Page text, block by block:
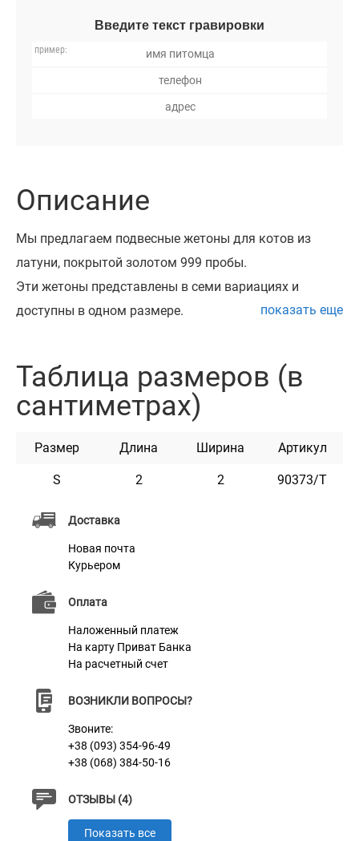
Доставка
Новая почта
Курьером
Оплата
Наложенный платеж
На карту Приват Банка
На расчетный счет
ВОЗНИКЛИ ВОПРОСЫ?
Звоните:
+38 (093) 354-96-49
+38 (068) 384-50-16
ОТЗЫВЫ (4)
Показать все
Введите текст гравировки
Описание
Мы предлагаем подвесные жетоны для котов из
латуни, покрытой золотом 999 пробы.
Эти жетоны представлены в семи вариациях и
доступны в одном размере.
идет в комплекте.
Все наши адресники проходят процесс шлифовки и
образом, чтобы предотвратить повреждение шерсти
Вашего питомца.
высокоточное лазерное оборудование, что позволяет
добиться качественного оформления выбранной
Вами надписи. Нанесенная таким образом надпись
не затирается и не тускнеет в процессе носки.
Характеристики
Материал Позолота
показать еще
Таблица размеров (в
сантиметрах)
Размер Длина Ширина Артикул
S 2 2 90373/Т